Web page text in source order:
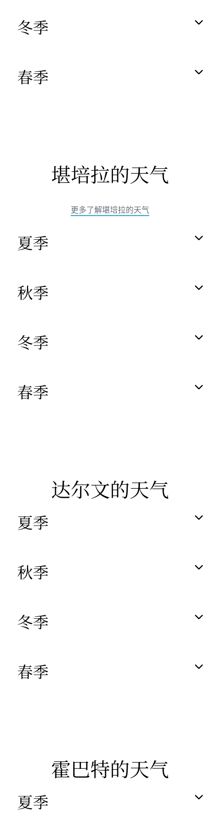
冬季
春季
堪培拉的天气
更多了解堪培拉的天气
夏季
秋季
冬季
春季
达尔文的天气
夏季
秋季
冬季
春季
霍巴特的天气
夏季